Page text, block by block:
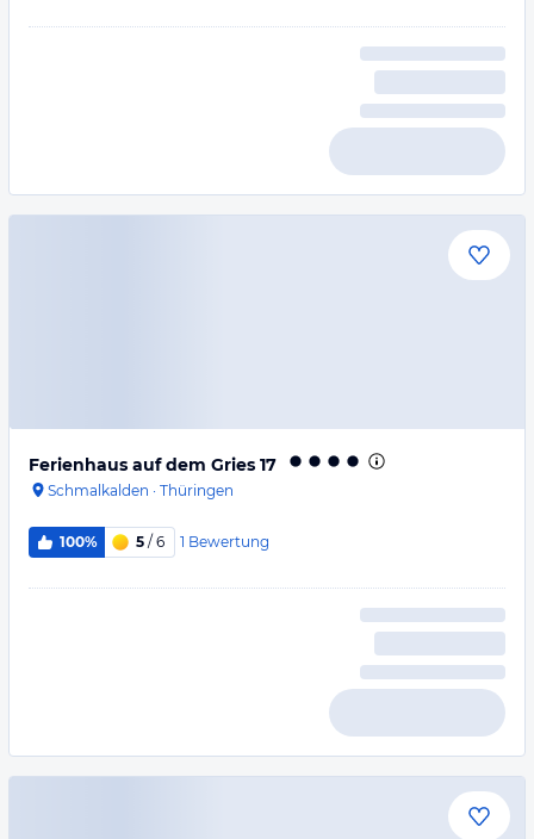
Ferienhaus auf dem Gries 17
Schmalkalden · Thüringen
100% 5 / 6 1 Bewertung